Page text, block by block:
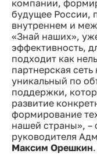
компании,
будущее России,
внутреннем и
«Знай наших»,
эффективность,
подходит как
партнерская
уникальный по
поддержки,
развитие
формирование
нашей страны», –
руководителя
Максим Орешкин.